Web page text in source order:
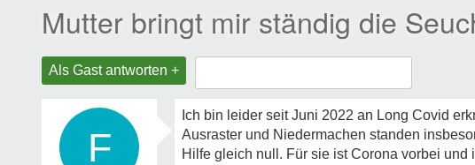
Mutter bringt mir ständig die
Als Gast antworten +
F
Ich bin leider seit Juni 2022 an Long Covid
Ausraster und Niedermachen standen
Hilfe gleich null. Für sie ist Corona vorbei